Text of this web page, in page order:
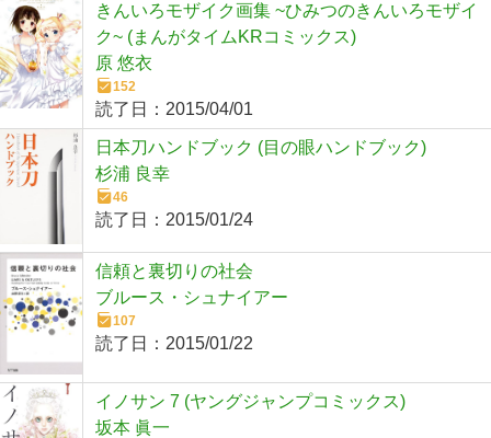
きんいろモザイク画集 ~ひみつのきんいろモザイ
ク~ (まんがタイムKRコミックス)
原 悠衣
152
読了日： 2015/04/01
日本刀ハンドブック (目の眼ハンドブック)
杉浦 良幸
46
読了日： 2015/01/24
信頼と裏切りの社会
ブルース・シュナイアー
107
読了日： 2015/01/22
イノサン 7 (ヤングジャンプコミックス)
坂本 眞一